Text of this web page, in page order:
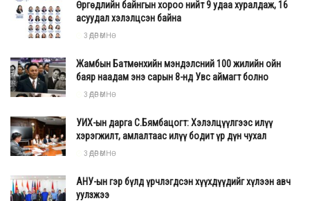
Өргөдлийн байнгын хороо нийт 9 удаа хуралдаж, 16
асуудал хэлэлцсэн байна
3 ӨДӨР ӨМНӨ
Жамбын Батмөнхийн мэндэлсний 100 жилийн ойн
баяр наадам энэ сарын 8-нд Увс аймагт болно
3 ӨДӨР ӨМНӨ
УИХ-ын дарга С.Бямбацогт: Хэлэлцүүлгээс илүү
хэрэгжилт, амлалтаас илүү бодит үр дүн чухал
3 ӨДӨР ӨМНӨ
АНУ-ын гэр бүлд үрчлэгдсэн хүүхдүүдийг хүлээн авч
уулзжээ